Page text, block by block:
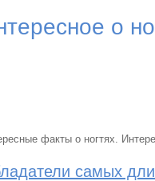
о
факты о ногтях.
самых